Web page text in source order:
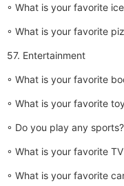
◦ What is your favorite
◦ What is your favorite
57. Entertainment
◦ What is your favorite
◦ What is your favorite
◦ Do you play any sports?
◦ What is your favorite
◦ What is your favorite